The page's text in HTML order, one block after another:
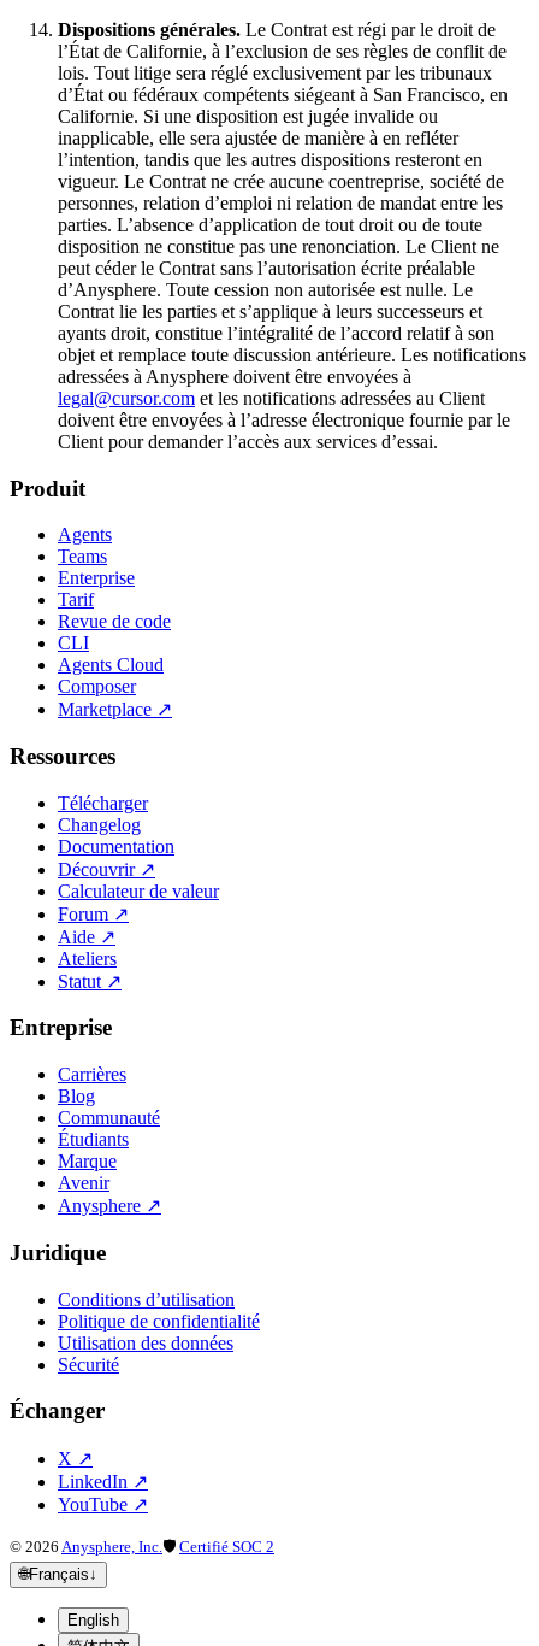
Dispositions générales. Le Contrat est régi par le droit de
l’État de Californie, à l’exclusion de ses règles de conflit de
lois. Tout litige sera réglé exclusivement par les tribunaux
d’État ou fédéraux compétents siégeant à San Francisco, en
Californie. Si une disposition est jugée invalide ou
inapplicable, elle sera ajustée de manière à en refléter
l’intention, tandis que les autres dispositions resteront en
vigueur. Le Contrat ne crée aucune coentreprise, société de
personnes, relation d’emploi ni relation de mandat entre les
parties. L’absence d’application de tout droit ou de toute
disposition ne constitue pas une renonciation. Le Client ne
peut céder le Contrat sans l’autorisation écrite préalable
d’Anysphere. Toute cession non autorisée est nulle. Le
Contrat lie les parties et s’applique à leurs successeurs et
ayants droit, constitue l’intégralité de l’accord relatif à son
objet et remplace toute discussion antérieure. Les notifications
adressées à Anysphere doivent être envoyées à
legal@cursor.com et les notifications adressées au Client
doivent être envoyées à l’adresse électronique fournie par le
Client pour demander l’accès aux services d’essai.
Produit
Agents
Teams
Enterprise
Tarif
Revue de code
CLI
Agents Cloud
Composer
Marketplace ↗
Ressources
Télécharger
Changelog
Documentation
Découvrir↗
Calculateur de valeur
Forum ↗
Aide ↗
Ateliers
Statut ↗
Entreprise
Carrières
Blog
Communauté
Étudiants
Marque
Avenir
Anysphere ↗
Juridique
Conditions d’utilisation
Politique de confidentialité
Utilisation des données
Sécurité
Échanger
X ↗
LinkedIn ↗
YouTube ↗
© 2026 Anysphere, Inc. 🛡 Certifié SOC 2
🌐Français↓
English